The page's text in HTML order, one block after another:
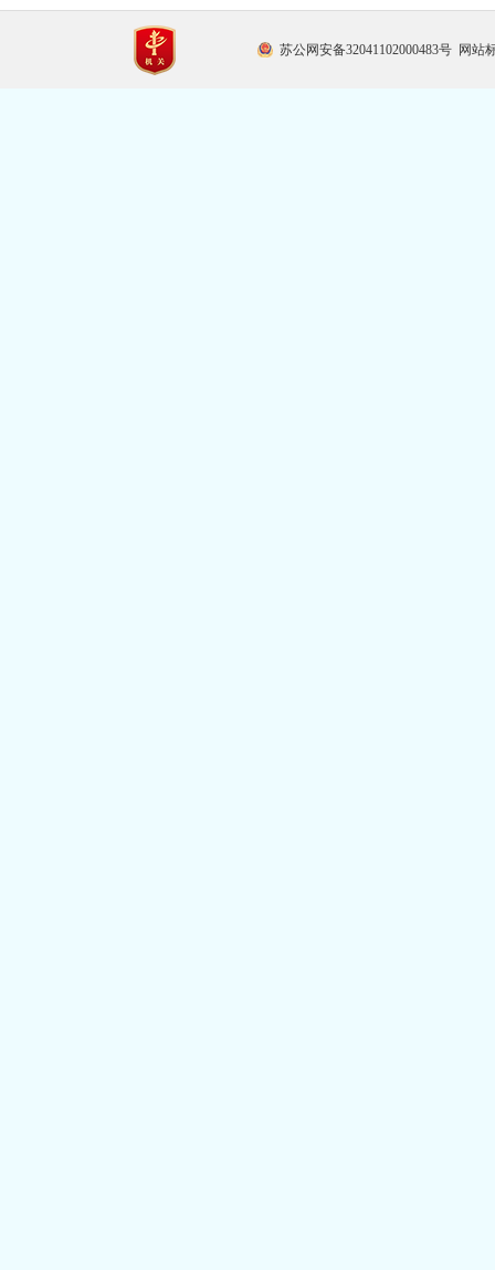
苏公网安备32041102000483号 网站